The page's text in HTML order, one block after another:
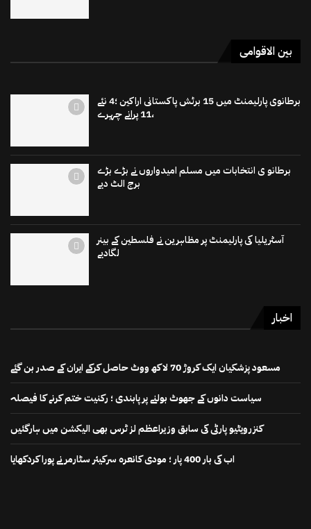
بین الاقوامی
برطانوی پارلیمنٹ میں 15 برٹش پاکستانی اراکین ؛4 نئے
،11 پرانے چہرے
برطانو ی انتخابات میں مسلم امیدواروں نے بڑے بڑے
برج الٹ دیے
آسٹریلیا کی پارلیمنٹ پر مظاہرین نے فلسطین کے بینر
لگادیے
اخبار
مسعود پزشکیان ایک کروڑ 70 لاکھ ووٹ حاصل کرکے ایران کے صدر بن گئے
سیاست دانوں کے جھوٹ بولنے پر پابندی ؛ رکنیت ختم کرنے کا فیصلہ
کنزرویٹیو پارٹی کی سابق وزیراعظم لز ٹرس بھی الیکشن میں ہارگئیں
اب کی بار 400 پار ؛ مودی کانعرہ سرکیئر سٹارمر نے پورا کردکھایا